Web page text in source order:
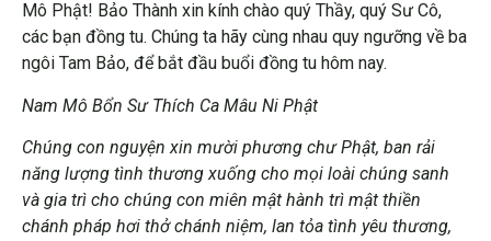
Mô Phật! Bảo Thành xin kính chào quý Thầy, quý Sư Cô,
các bạn đồng tu. Chúng ta hãy cùng nhau quy ngưỡng về ba
ngôi Tam Bảo, để bắt đầu buổi đồng tu hôm nay.
Nam Mô Bổn Sư Thích Ca Mâu Ni Phật
Chúng con nguyện xin mười phương chư Phật, ban rải
năng lượng tình thương xuống cho mọi loài chúng sanh
và gia trì cho chúng con miên mật hành trì mật thiền
chánh pháp hơi thở chánh niệm, lan tỏa tình yêu thương,